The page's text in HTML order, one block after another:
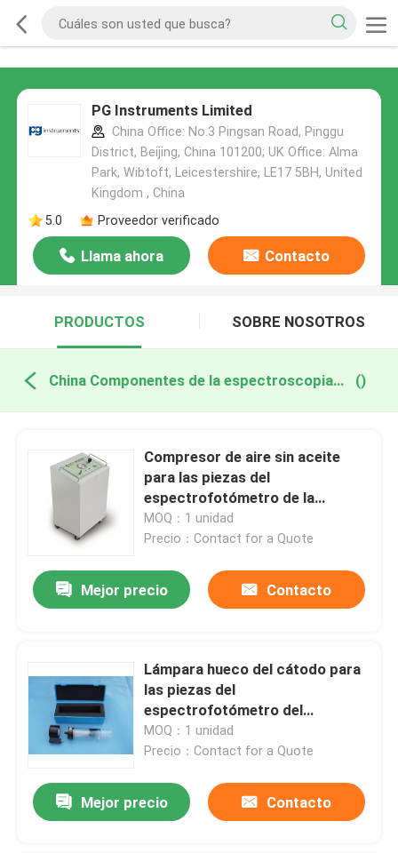
PG Instruments Limited
China Office: No.3 Pingsan Road, Pinggu
District, Beijing, China 101200; UK Office: Alma
Park, Wibtoft, Leicestershire, LE17 5BH, United
Kingdom , China
5.0
Proveedor verificado
Llama ahora Contacto
PRODUCTOS SOBRE NOSOTROS
China Componentes de la espectroscopia de la absorción atómica ()
Compresor de aire sin aceite
para las piezas del
espectrofotómetro de la
absorción atómica
MOQ：1 unidad
Precio：Contact for a Quote
Mejor precio Contacto
Lámpara hueco del cátodo para
las piezas del
espectrofotómetro del
espectrómetro de la absorción
atómica
MOQ：1 unidad
Precio：Contact for a Quote
Mejor precio Contacto